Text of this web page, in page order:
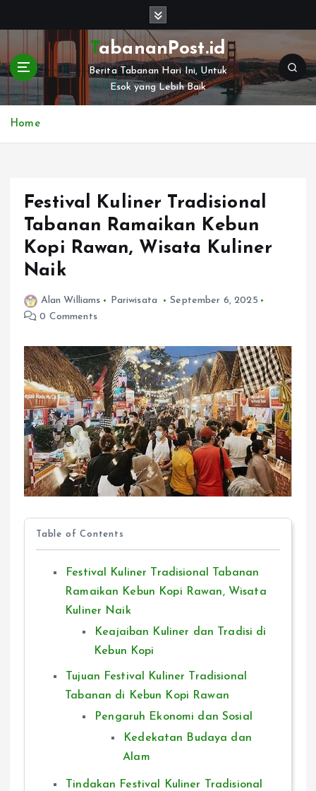
t
c
TabananPost.id
Berita Tabanan Hari Ini, Untuk
Esok yang Lebih Baik
Home
Festival Kuliner Tradisional
Tabanan Ramaikan Kebun
Kopi Rawan, Wisata Kuliner
Naik
Alan Williams Pariwisata
September 6, 2025
0 Comments
Table of Contents
Festival Kuliner Tradisional Tabanan
Ramaikan Kebun Kopi Rawan, Wisata
Kuliner Naik
Keajaiban Kuliner dan Tradisi di
Kebun Kopi
Tujuan Festival Kuliner Tradisional
Tabanan di Kebun Kopi Rawan
Pengaruh Ekonomi dan Sosial
Kedekatan Budaya dan
Alam
Tindakan Festival Kuliner Tradisional